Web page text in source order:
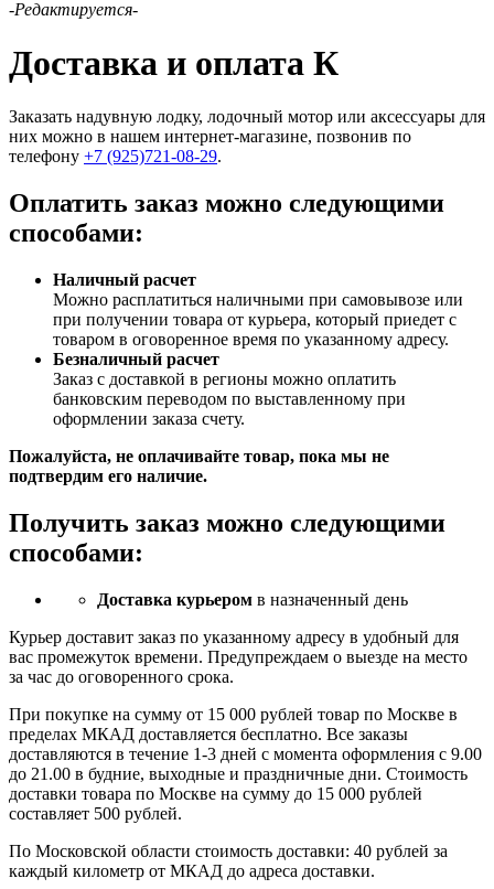
-Редактируется-
Доставка и оплата К
Заказать надувную лодку, лодочный мотор или аксессуары для
них можно в нашем интернет-магазине, позвонив по
телефону +7 (925)721-08-29.
Оплатить заказ можно следующими
способами:
Наличный расчет
Можно расплатиться наличными при самовывозе или
при получении товара от курьера, который приедет с
товаром в оговоренное время по указанному адресу.
Безналичный расчет
Заказ c доставкой в регионы можно оплатить
банковским переводом по выставленному при
оформлении заказа счету.
Пожалуйста, не оплачивайте товар, пока мы не
подтвердим его наличие.
Получить заказ можно следующими
способами:
Доставка курьером в назначенный день
Курьер доставит заказ по указанному адресу в удобный для
вас промежуток времени. Предупреждаем о выезде на место
за час до оговоренного срока.
При покупке на сумму от 15 000 рублей товар по Москве в
пределах МКАД доставляется бесплатно. Все заказы
доставляются в течение 1-3 дней с момента оформления с 9.00
до 21.00 в будние, выходные и праздничные дни. Стоимость
доставки товара по Москве на сумму до 15 000 рублей
составляет 500 рублей.
По Московской области стоимость доставки: 40 рублей за
каждый километр от МКАД до адреса доставки.